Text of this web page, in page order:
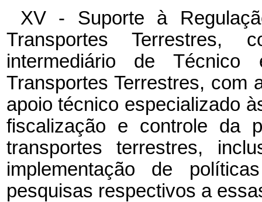
XV - Suporte à
Transportes
intermediário de
Transportes Terrestres, com
apoio técnico especializado
fiscalização e controle da
transportes terrestres,
implementação de
pesquisas respectivos a